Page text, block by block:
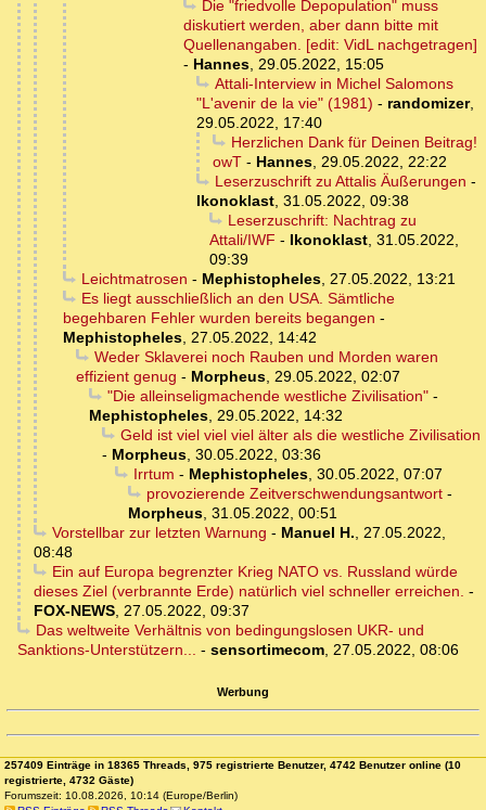
Die "friedvolle Depopulation" muss
diskutiert werden, aber dann bitte mit
Quellenangaben. [edit: VidL nachgetragen]
- Hannes 29.05.2022, 15:05
Attali-Interview in Michel Salomons
"L'avenir de la vie" (1981) - randomizer,
29.05.2022, 17:40
Herzlichen Dank für Deinen Beitrag!
owT - Hannes 29.05.2022, 22:22
Leserzuschrift zu Attalis Äußerungen -
Ikonoklast 31.05.2022, 09:38
Leserzuschrift: Nachtrag zu
Attali/IWF - Ikonoklast 31.05.2022,
09:39
Leichtmatrosen - Mephistopheles, 27.05.2022, 13:21
Es liegt ausschließlich an den USA. Sämtliche
begehbaren Fehler wurden bereits begangen -
Mephistopheles 27.05.2022, 14:42
Weder Sklaverei noch Rauben und Morden waren
effizient genug - Morpheus 29.05.2022, 02:07
"Die alleinseligmachende westliche Zivilisation"-
Mephistopheles 29.05.2022, 14:32
Geld ist viel viel viel älter als die westliche Zivilisation
- Morpheus 30.05.2022, 03:36
Irrtum - Mephistopheles, 30.05.2022, 07:07
provozierende Zeitverschwendungsantwort-
Morpheus 31.05.2022, 00:51
Vorstellbar zur letzten Warnung - Manuel H.
27.05.2022,
08:48
Ein auf Europa begrenzter Krieg NATO vs. Russland würde
dieses Ziel (verbrannte Erde) natürlich viel schneller erreichen. -
FOX-NEWS 27.05.2022, 09:37
Das weltweite Verhältnis von bedingungslosen UKR- und
Sanktions-Unterstützern...
- sensortimecom 27.05.2022, 08:06
Werbung
257409 Einträge in 18365 Threads, 975 registrierte Benutzer, 4742 Benutzer online (10
registrierte, 4732 Gäste)
Forumszeit: 10.08.2026, 10:14 (Europe/Berlin)